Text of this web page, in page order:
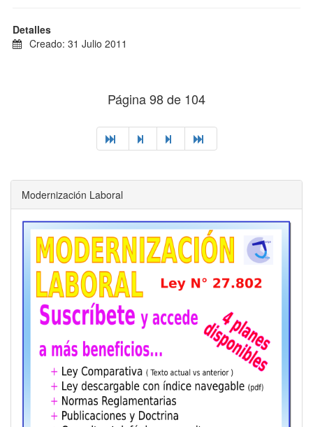
Detalles
Creado: 31 Julio 2011
Página 98 de 104
Modernización Laboral